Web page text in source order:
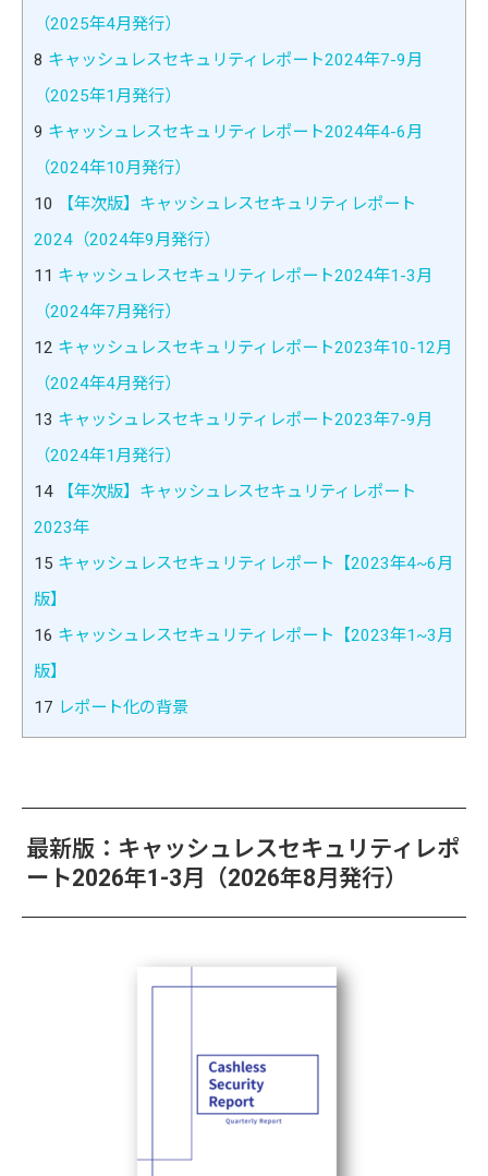
（2025年4月発行）
8 キャッシュレスセキュリティレポート2024年7-9月
（2025年1月発行）
9 キャッシュレスセキュリティレポート2024年4-6月
（2024年10月発行）
10
【年次版】キャッシュレスセキュリティレポート
2024（2024年9月発行）
11 キャッシュレスセキュリティレポート2024年1-3月
（2024年7月発行）
12 キャッシュレスセキュリティレポート2023年10-12月
（2024年4月発行）
13 キャッシュレスセキュリティレポート2023年7-9月
（2024年1月発行）
14 【年次版】キャッシュレスセキュリティレポート
2023年
15 キャッシュレスセキュリティレポート【2023年4~6月
版】
16 キャッシュレスセキュリティレポート【2023年1~3月
版】
17 レポート化の背景
最新版：キャッシュレスセキュリティレポ
ート2026年1-3月（2026年8月発行）